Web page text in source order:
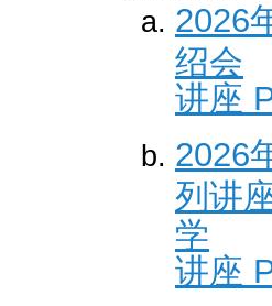
2026
绍会
讲座
2026
列讲
学
讲座